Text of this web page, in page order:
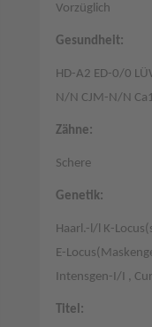
Vorzüglich
Gesundheit:
HD-A2 ED-0/0
N/N CJM-N/N
Zähne:
Schere
Genetik:
Haarl.-l/l K-
E-
Intensgen-I/I ,
Titel: